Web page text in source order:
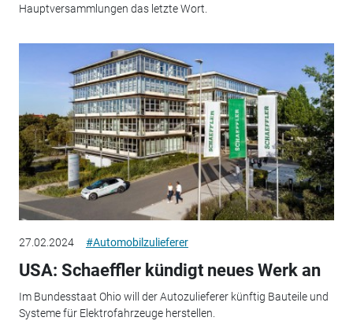
Hauptversammlungen das letzte Wort.
27.02.2024 #Automobilzulieferer
USA: Schaeffler kündigt neues Werk an
Im Bundesstaat Ohio will der Autozulieferer künftig Bauteile und
Systeme für Elektrofahrzeuge herstellen.